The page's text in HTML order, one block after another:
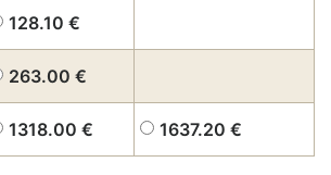
128.10 €
263.00 €
1318.00 € 1637.20 €